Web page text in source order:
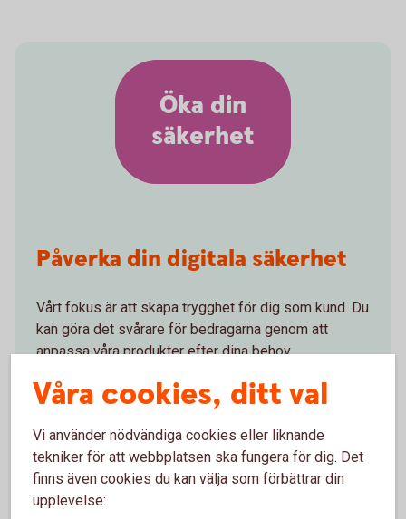
Påverka din digitala säkerhet
Vårt fokus är att skapa trygghet för dig som kund. Du
kan göra det svårare för bedragarna genom att
anpassa våra produkter efter dina behov.
Bestäm egna beloppsgränser för överföringar
och Swish
Skaffa Sparkonto Plus med fördröjning vid
överföringar
Slå av/på ditt kort för internetköp och
automatuttag
Öka din
säkerhet
Våra cookies, ditt val
Vi använder nödvändiga cookies eller liknande
tekniker för att webbplatsen ska fungera för dig. Det
finns även cookies du kan välja som förbättrar din
upplevelse: